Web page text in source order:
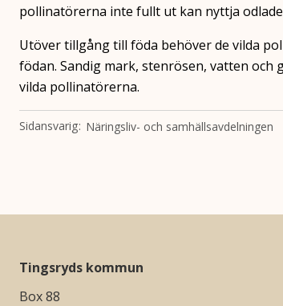
pollinatörerna inte fullt ut kan nyttja
Utöver tillgång till föda behöver de vilda
födan. Sandig mark, stenrösen, vatten
vilda pollinatörerna.
Näringsliv- och samhällsavdelningen
Sidansvarig
Tingsryds kommun
Box 88